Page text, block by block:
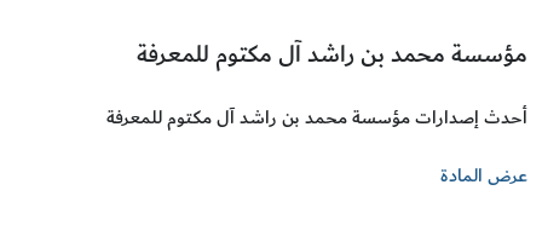
مؤسسة محمد بن راشد آل مكتوم للمعرفة
أحدث إصدارات مؤسسة محمد بن راشد آل مكتوم للمعرفة
عرض المادة